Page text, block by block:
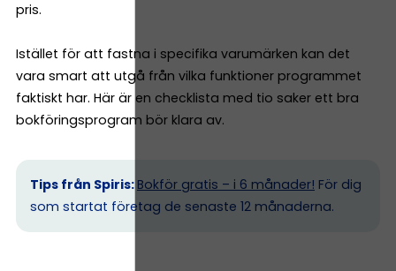
pris.
Istället för att fastna i specifika varumärken kan det
vara smart att utgå från vilka funktioner programmet
faktiskt har. Här är en checklista med tio saker ett bra
bokföringsprogram bör klara av.
Tips från Spiris: Bokför gratis – i 6 månader! För dig
som startat företag de senaste 12 månaderna.